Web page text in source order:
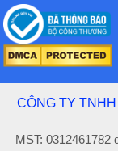
CÔNG TY
MST: 0312461782